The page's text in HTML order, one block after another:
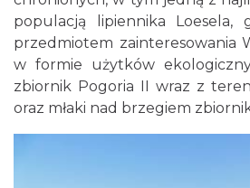
populacją lipiennika Loesela,
przedmiotem zainteresowania
w formie użytków
zbiornik Pogoria II wraz z
oraz młaki nad brzegiem